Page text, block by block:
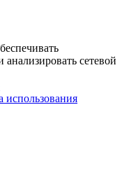
сетевой
использования